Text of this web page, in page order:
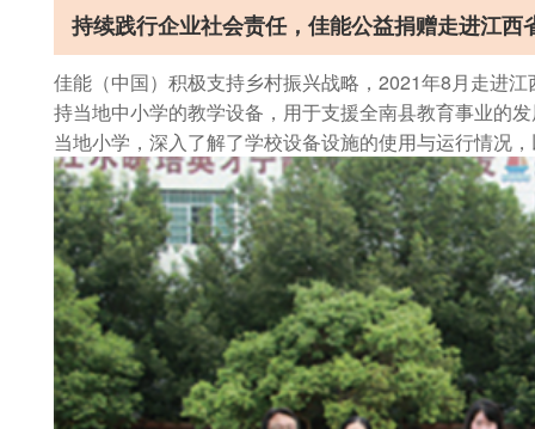
持续践行企业社会责任，佳能公益捐赠走进江西
佳能（中国）积极支持乡村振兴战略，2021年8月走进
持当地中小学的教学设备，用于支援全南县教育事业的
当地小学，深入了解了学校设备设施的使用与运行情况